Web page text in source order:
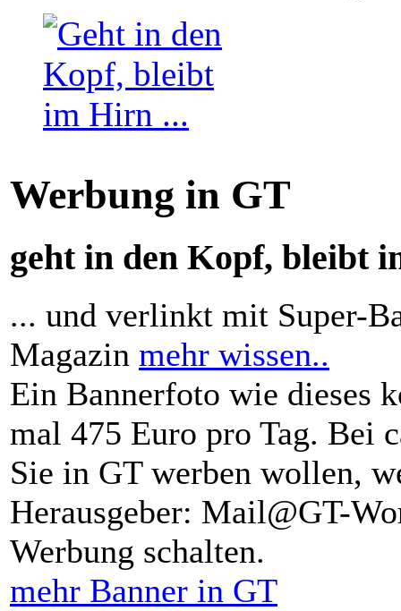
Werbung in GT
geht in den Kopf, bleibt
... und verlinkt mit Super-
Magazin mehr wissen..
Ein Bannerfoto wie dieses
mal 475 Euro pro Tag. Bei
Sie in GT werben wollen,
Herausgeber: Mail@GT-
Werbung schalten.
mehr Banner in GT